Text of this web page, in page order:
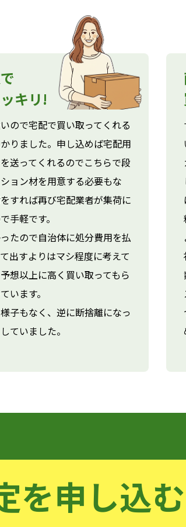
キリ!
ので宅配で買い取ってくれる
りました。申し込めば宅配用
送ってくれるのでこちらで段
ョン材を用意する必要もな
すれば再び宅配業者が集荷に
手軽です。
たので自治体に処分費用を払
出すよりはマシ程度に考えて
想以上に高く買い取ってもら
います。
子もなく、逆に断捨離になっ
ていました。
を申し込む